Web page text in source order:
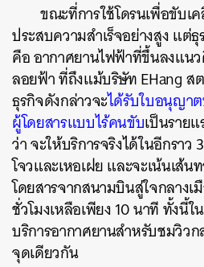
ขณะที่การใช้โดรนเพื่อขับเ
ประสบความสำเร็จอย่างสูง แต่
คือ อากาศยานไฟฟ้าที่ขึ้นลงแน
ลอยฟ้า ที่ถึงแม้บริษัท EHang ส
ธุรกิจดังกล่าวจะได้รับใบอนุญา
ผู้โดยสารแบบไร้คนขับเป็นราย
ว่า จะให้บริการจริงได้ในอีกราว
โจวและเหอเฝย และจะเน้นเส้
โดยสารจากสนามบินสู่ใจกลางเ
ชั่วโมงเหลือเพียง 10 นาที ทั้งนี้
บริการอากาศยานสำหรับชมวิว
จุดเดียวกัน